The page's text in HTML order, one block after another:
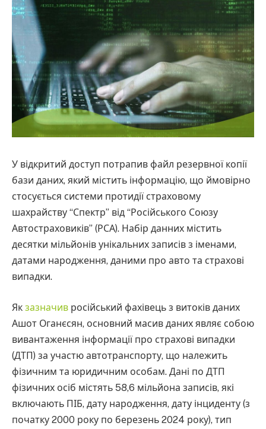
У відкритий доступ потрапив файл резервної копії
бази даних, який містить інформацію, що ймовірно
стосується системи протидії страховому
шахрайству “Спектр” від “Російського Союзу
Автостраховиків” (РСА). Набір данних містить
десятки мільйонів унікальних записів з іменами,
датами народження, даними про авто та страхові
випадки.
Як зазначив російський фахівець з витоків даних
Ашот Оганєсян, основний масив даних являє собою
вивантаження інформації про страхові випадки
(ДТП) за участю автотранспорту, що належить
фізичним та юридичним особам. Дані по ДТП
фізичних осіб містять 58,6 мільйона записів, які
включають ПІБ, дату народження, дату інциденту (з
початку 2000 року по березень 2024 року), тип